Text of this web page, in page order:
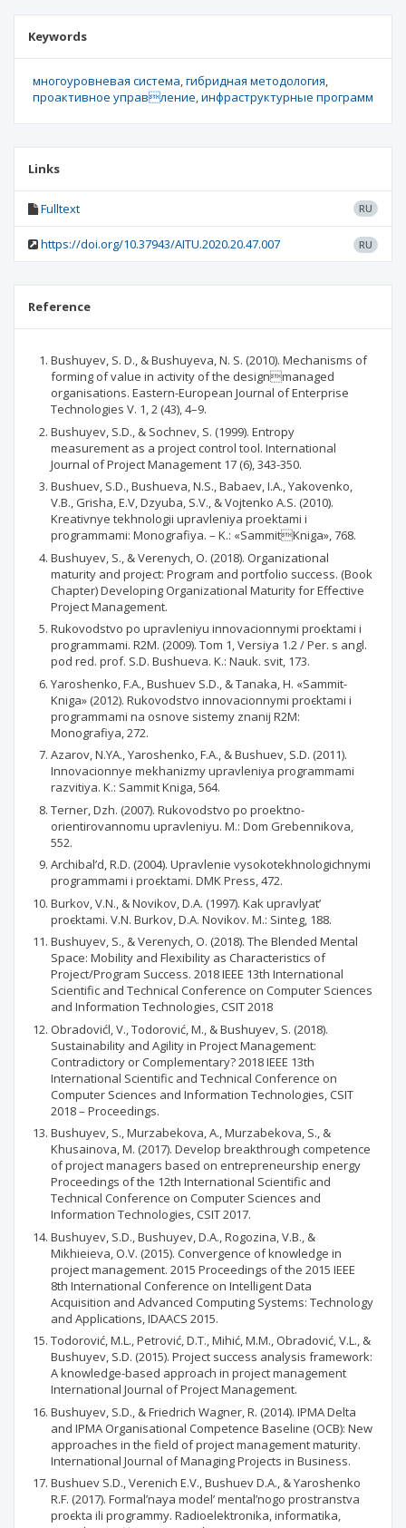
Keywords
многоуровневая система гибридная методология
проактивное управление инфраструктурные программ
Links
Fulltext RU
https://doi.org/10.37943/AITU.2020.20.47.007 RU
Reference
Bushuyev, S. D., & Bushuyeva, N. S. (2010). Mechanisms of
forming of value in activity of the designmanaged
organisations. Eastern-European Journal of Enterprise
Technologies V. 1, 2 (43), 4–9.
Bushuyev, S.D., & Sochnev, S. (1999). Entropy
measurement as a project control tool. International
Journal of Project Management 17 (6), 343-350.
Bushuev, S.D., Bushueva, N.S., Babaev, I.A., Yakovenko,
V.B., Grisha, E.V, Dzyuba, S.V., & Vojtenko A.S. (2010).
Kreativnye tekhnologii upravleniya proektami i
programmami: Monografiya. – K.: «SammitKniga», 768.
Bushuyev, S., & Verenych, O. (2018). Organizational
maturity and project: Program and portfolio success. (Book
Chapter) Developing Organizational Maturity for Effective
Project Management.
Rukovodstvo po upravleniyu innovacionnymi proєktami i
programmami. R2M. (2009). Tom 1, Versiya 1.2 / Per. s angl.
pod red. prof. S.D. Bushueva. K.: Nauk. svіt, 173.
Yaroshenko, F.A., Bushuev S.D., & Tanaka, H. «Sammit-
Kniga» (2012). Rukovodstvo innovacionnymi proєktami i
programmami na osnove sistemy znanij R2M:
Monografiya, 272.
Azarov, N.YA., Yaroshenko, F.A., & Bushuev, S.D. (2011).
Innovacionnye mekhanizmy upravleniya programmami
razvitiya. K.: Sammit Kniga, 564.
Terner, Dzh. (2007). Rukovodstvo po proektno-
orientirovannomu upravleniyu. M.: Dom Grebennikova,
552.
Archibal’d, R.D. (2004). Upravlenie vysokotekhnologichnymi
programmami i proєktami. DMK Press, 472.
Burkov, V.N., & Novikov, D.A. (1997). Kak upravlyat’
proєktami. V.N. Burkov, D.A. Novikov. M.: Sinteg, 188.
Bushuyev, S., & Verenych, O. (2018). The Blended Mental
Space: Mobility and Flexibility as Characteristics of
Project/Program Success. 2018 IEEE 13th International
Scientific and Technical Conference on Computer Sciences
and Information Technologies, CSIT 2018
Obradovićl, V., Todorović, M., & Bushuyev, S. (2018).
Sustainability and Agility in Project Management:
Contradictory or Complementary? 2018 IEEE 13th
International Scientific and Technical Conference on
Computer Sciences and Information Technologies, CSIT
2018 – Proceedings.
Bushuyev, S., Murzabekova, A., Murzabekova, S., &
Khusainova, M. (2017). Develop breakthrough competence
of project managers based on entrepreneurship energy
Proceedings of the 12th International Scientific and
Technical Conference on Computer Sciences and
Information Technologies, CSIT 2017.
Bushuyev, S.D., Bushuyev, D.A., Rogozina, V.B., &
Mikhieieva, O.V. (2015). Convergence of knowledge in
project management. 2015 Proceedings of the 2015 IEEE
8th International Conference on Intelligent Data
Acquisition and Advanced Computing Systems: Technology
and Applications, IDAACS 2015.
Todorović, M.L., Petrović, D.T., Mihić, M.M., Obradović, V.L., &
Bushuyev, S.D. (2015). Project success analysis framework:
A knowledge-based approach in project management
International Journal of Project Management.
Bushuyev, S.D., & Friedrich Wagner, R. (2014). IPMA Delta
and IPMA Organisational Competence Baseline (OCB): New
approaches in the field of project management maturity.
International Journal of Managing Projects in Business.
Bushuev S.D., Verenich E.V., Bushuev D.A., & Yaroshenko
R.F. (2017). Formal’naya model’ mental’nogo prostranstva
proєkta ili programmy. Radioelektronika, informatika,